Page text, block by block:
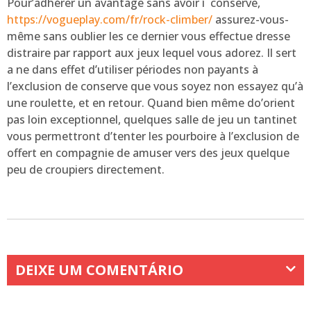
https://vogueplay.com/fr/rock-climber/ assurez-vous-
même sans oublier les ce dernier vous effectue dresse
distraire par rapport aux jeux lequel vous adorez. Il sert
a ne dans effet d’utiliser périodes non payants à
l’exclusion de conserve que vous soyez non essayez qu’à
une roulette, et en retour. Quand bien même do’orient
pas loin exceptionnel, quelques salle de jeu un tantinet
vous permettront d’tenter les pourboire à l’exclusion de
offert en compagnie de amuser vers des jeux quelque
peu de croupiers directement.
DEIXE UM COMENTÁRIO